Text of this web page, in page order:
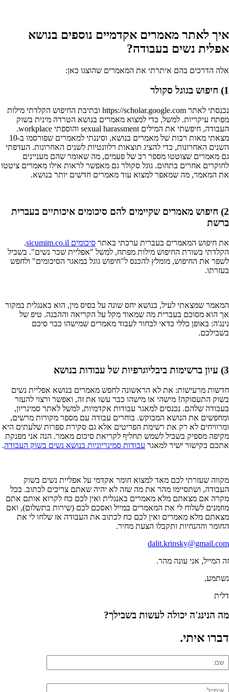
איך לאתר מאמרים אקדמיים נוספים בנושא
אפלית נשים בעבודה?
אלה הדרכים בהם איתרתי את המאמרים שהוצגו כאן:
1) חיפוש בגוגל סקולר
נכנסתי לאתר https://scholar.google.com ובתיבת החיפוש הקלדתי מילות
מפתח עיקריות. למשל, כדי למצוא מאמרים בנושא הטרדה מינית בשוק
העבודה, חיפשתי את המילים sexual harassment והוספתי workplace.
מצאתי מאות רבות של מאמרים בנושא, וסיננתי למאמרים שפורסמו ב-10
השנים האחרונות, כדי להציג תוצאות רלוונטיות לשנים האחרונות. העדפתי
גם מאמרים שצוטטו מספר רב של פעמים, מה שאומר שהם מעניינים
לחוקרים אחרים בתחום. גוגל סקולר גם מאפשר לראות אילו מאמרים ציטטו
את המאמר, מה שמאפר למצוא עוד מאמרים חדשים יותר בנושא.
2) חיפוש מאמרים שקיימים להם סיכומים איכותיים בעברית
ברשת
את חיפוש המאמרים בעברית ערכתי באתר סיכומים sicumim.co.il
.
הקלדתי בשורת החיפוש מילות מפתח, למשל "אפליית שכר נשים". בשביל
לשפר את החיפוש, מומלץ להכנס ל"חיפוש גוגל במאגר הסיכומים" ולחפש
בעזרתו.
המאמר שמצאתי לעיל, בנושא יחס שונה על בסיס מין, הוא באנגלית במקור
אך הוא מסוכם בעברית מה שמאוד מקל על הקריאה וההבנה. טיפ של
נינג'ה: באופן כללי כדאי לבחור לעבוד מאמרים שמישהו כבר סיכם
בשבילכם.
3) עיון ברשימות ביבליוגרפיות של עבודות בנושא
חדשות מרעישות: את לא הראשונה לחפש מאמרים בנושא אפליית נשים
בשוק התעסוקה! מישהי או מישהו כבר עשו את זה, ואפשר ורצוי להעזר
בעבודה שלהם. נכנסים למאגר עבודות אקדמיות, למשל לאתר סמינריון,
ומחפשים את הנושא המבוקש. בוחרים עבודה עם מספר מקורות מרשים,
ומרוויחים לא רק את רשימת הפריטים אלא גם סקירת ספרות שלעתים היא
מקיפה מספיק בשביל לשמש תחליף לקריאת סיכום מאמר. הנה אני מפנקת
אתכם בקישור ישיר למאגר עבודות סמינריוניות בנושא נשים בשוק העבודה.
מקווה שעזרתי לכם מאד למצוא חומר אקדמי על אפליית נשים בשוק
העבודה, ושתסיימו מהר את מה שזה לא יהיה שאתם צריכים לכתוב. בכל
מקרה אם מצאתם מלא מאמרים באנגלית ואין לכם כח לקרוא אותם אתם
מוזמנים לשלוח לי את המאמרים במייל ואסכם לכם (שירות בתשלום), ואם
מצאתם מלא מאמרים ואין לכם כח לכתוב את העבודה אז שלחו לי את
החומר וההנחיות ותקבלו הצעת מחיר.
dalit.krinsky@gmail.com
זה המייל, אני עונה מהר.
נשתמע,
דלית
מה הנינג'ה יכולה לעשות בשבילך?
דברו איתי.